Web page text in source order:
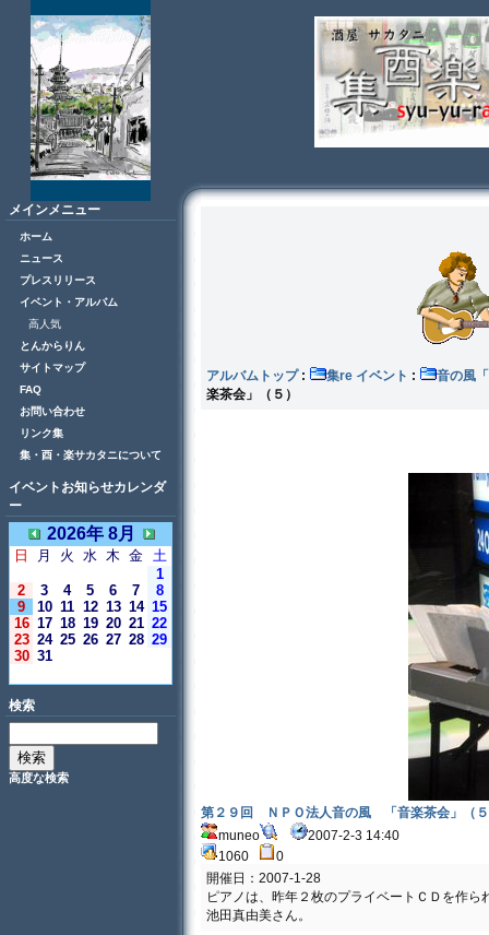
メインメニュー
ホーム
ニュース
プレスリリース
イベント・アルバム
高人気
とんからりん
サイトマップ
FAQ
お問い合わせ
リンク集
集・酉・楽サカタニについて
イベントお知らせカレンダ
ー
2026年 8月
日 月 火 水 木 金 土
1
2
3 4 5 6 7
8
9
10 11 12 13 14 15
16 17 18 19 20 21 22
23 24 25 26 27 28 29
30 31
検索
高度な検索
アルバムトップ: 集re イベント :
音の
楽茶会」（５）
第２９回 ＮＰＯ法人音の風 「音楽茶会」（
muneo
2007-2-3 14:40
1060
0
開催日：2007-1-28
ピアノは、昨年２枚のプライベートＣＤを作ら
池田真由美さん。